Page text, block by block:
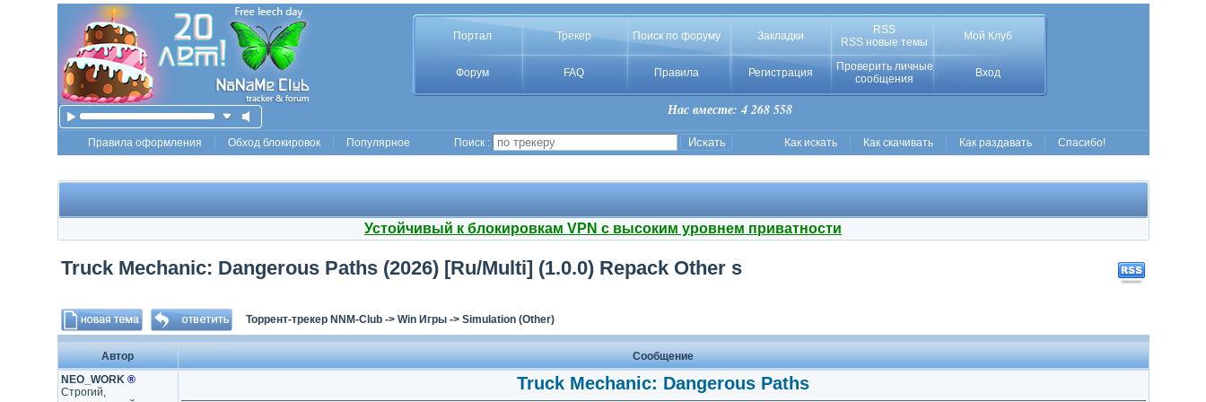
Портал Трекер Поиск по форуму Закладки
RSS
RSS новые темы
Мой Клуб
Форум FAQ Правила Регистрация
Проверить личные
сообщения
Вход
Нас вместе: 4 268 558
Правила оформления Обход блокировок Популярное Поиск : Как искать Как скачивать Как раздавать Спасибо!
Устойчивый к блокировкам VPN с высоким уровнем приватности
Truck Mechanic: Dangerous Paths (2026) [Ru/Multi] (1.0.0) Repack Other s
Торрент-трекер NNM-Club-> Win Игры-> Simulation (Other)
Автор
Сообщение
NEO_WORK ®
Строгий,
Truck Mechanic: Dangerous Paths